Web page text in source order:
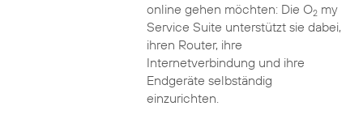
online gehen möchten: Die O2my
Service Suite unterstützt sie dabei,
ihren Router, ihre
Internetverbindung und ihre
Endgeräte selbständig
einzurichten.